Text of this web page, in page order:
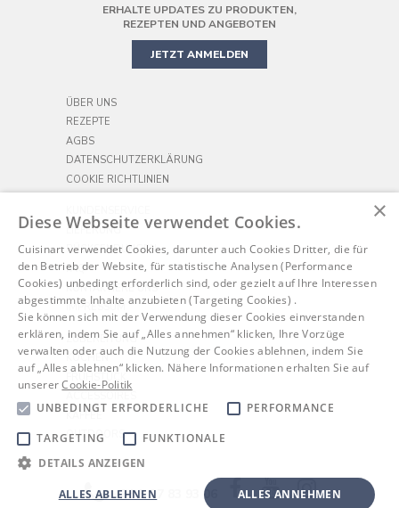
PRÄZISIONS-KÜCHENMASCHINE
MINIBACKOFEN
ERHALTE UPDATES ZU PRODUKTEN,
REZEPTEN UND ANGEBOTEN
JETZT ANMELDEN
ÜBER UNS
REZEPTE
AGBS
DATENSCHUTZERKLÄRUNG
COOKIE RICHTLINIEN
LIEFERUNG
RÜCKSENDUNGEN
FAQ
KONTAKTIERE UNS
IMPRESSUM
ZUBEREITUNG
KOCHEN
KAFFEE
OUTDOORS
+33 3 27 83 93 06
Instagram
×
Diese Webseite verwendet Cookies.
Cuisinart verwendet Cookies, darunter auch Cookies Dritter, die für
den Betrieb der Website, für statistische Analysen (Performance
Cookies) unbedingt erforderlich sind, oder gezielt auf Ihre Interessen
abgestimmte Inhalte anzubieten (Targeting Cookies) .
Sie können sich mit der Verwendung dieser Cookies einverstanden
erklären, indem Sie auf „Alles annehmen“ klicken, Ihre Vorzüge
verwalten oder auch die Nutzung der Cookies ablehnen, indem Sie
auf „Alles ablehnen“ klicken. Nähere Informationen erhalten Sie auf
unsererCookie-Politik
UNBEDINGT ERFORDERLICHE
PERFORMANCE
TARGETING
FUNKTIONALE
DETAILS ANZEIGEN
ALLES ANNEHMEN
ALLES ABLEHNEN